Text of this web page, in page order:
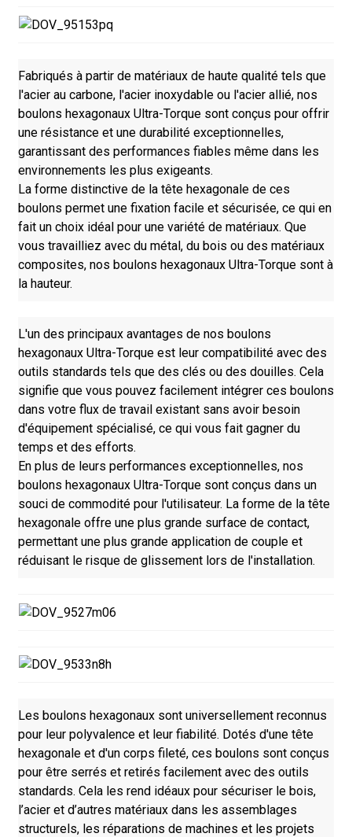
Fabriqués à partir de matériaux de haute qualité tels que
l'acier au carbone, l'acier inoxydable ou l'acier allié, nos
boulons hexagonaux Ultra-Torque sont conçus pour offrir
une résistance et une durabilité exceptionnelles,
garantissant des performances fiables même dans les
environnements les plus exigeants.
La forme distinctive de la tête hexagonale de ces
boulons permet une fixation facile et sécurisée, ce qui en
fait un choix idéal pour une variété de matériaux. Que
vous travailliez avec du métal, du bois ou des matériaux
composites, nos boulons hexagonaux Ultra-Torque sont à
la hauteur.
L'un des principaux avantages de nos boulons
hexagonaux Ultra-Torque est leur compatibilité avec des
outils standards tels que des clés ou des douilles. Cela
signifie que vous pouvez facilement intégrer ces boulons
dans votre flux de travail existant sans avoir besoin
d'équipement spécialisé, ce qui vous fait gagner du
temps et des efforts.
En plus de leurs performances exceptionnelles, nos
boulons hexagonaux Ultra-Torque sont conçus dans un
souci de commodité pour l'utilisateur. La forme de la tête
hexagonale offre une plus grande surface de contact,
permettant une plus grande application de couple et
réduisant le risque de glissement lors de l'installation.
Les boulons hexagonaux sont universellement reconnus
pour leur polyvalence et leur fiabilité. Dotés d'une tête
hexagonale et d'un corps fileté, ces boulons sont conçus
pour être serrés et retirés facilement avec des outils
standards. Cela les rend idéaux pour sécuriser le bois,
l’acier et d’autres matériaux dans les assemblages
structurels, les réparations de machines et les projets